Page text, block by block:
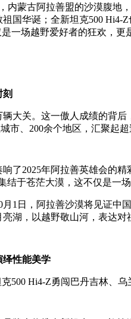
内蒙古阿拉善盟的沙漠腹
国华诞；全新坦克500
一场越野爱好者的狂欢，
大关。这一傲人成绩的背
市、200余个地区，汇聚起
了2025年阿拉善英雄会的
于苍茫大漠，这不仅是一
1日，阿拉善沙漠将见证中
湖，以越野敬山河，表达对
绎性能美学
500 Hi4-Z勇闯巴丹吉林、